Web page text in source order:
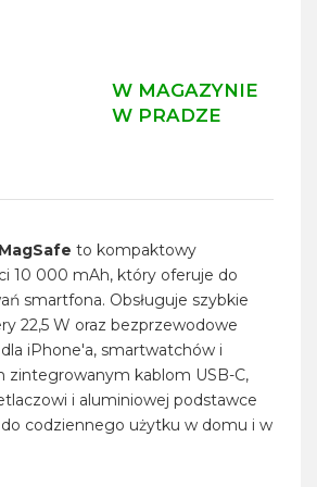
W MAGAZYNIE
W PRADZE
to kompaktowy
10 000 mAh, który oferuje do
smartfona. Obsługuje szybkie
22,5 W oraz bezprzewodowe
iPhone'a, smartwatchów i
zintegrowanym kablom USB-C,
i aluminiowej podstawce
codziennego użytku w domu i w